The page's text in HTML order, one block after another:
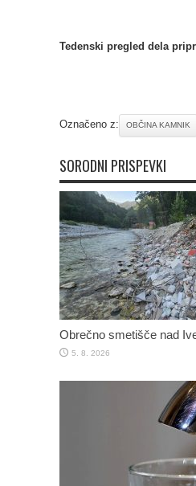
Tedenski pregled dela
Označeno z: OBČINA KAMNIK
SORODNI PRISPEVKI
Obrečno smetišče nad
5. 8. 2026